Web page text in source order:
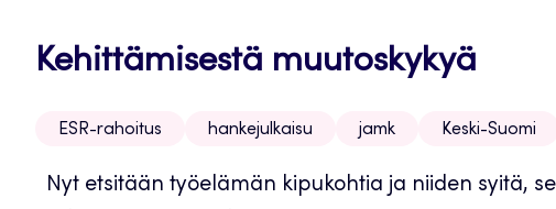
Kehittämisestä muutoskykyä
ESR-rahoitus hankejulkaisu jamk Keski-Suomi
Nyt etsitään työelämän kipukohtia ja niiden syitä,